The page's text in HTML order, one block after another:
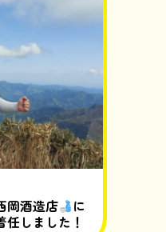
岡酒造店
に
しました！